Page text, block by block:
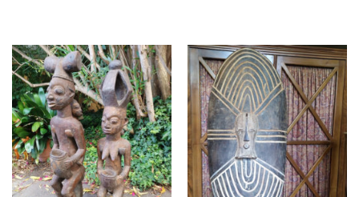
RUPTURE DE STOCK RUPTURE DE STOCK